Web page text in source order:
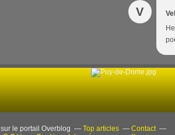
V
sur le portail Overblog Top articles
Contact